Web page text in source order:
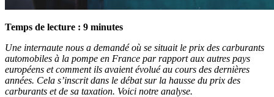
Temps de lecture : 9 minutes
Une internaute nous a demandé où se situait le prix des carburants
automobiles à la pompe en France par rapport aux autres pays
européens et comment ils avaient évolué au cours des dernières
années. Cela s’inscrit dans le débat sur la hausse du prix des
carburants et de sa taxation. Voici notre analyse.